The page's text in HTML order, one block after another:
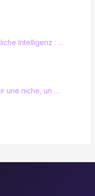
Intelligenz : …
une niche, un …